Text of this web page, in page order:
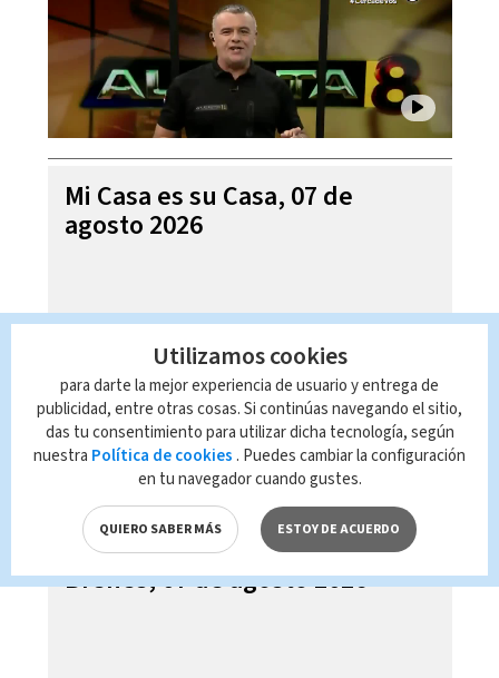
Mi Casa es su Casa, 07 de
agosto 2026
Telediario En Directo con Paula
Brenes, 07 de agosto 2026
Utilizamos cookies
para darte la mejor experiencia de usuario y entrega de
publicidad, entre otras cosas. Si continúas navegando el sitio,
das tu consentimiento para utilizar dicha tecnología, según
nuestra Política de cookies . Puedes cambiar la configuración
en tu navegador cuando gustes.
QUIERO SABER MÁS ESTOY DE ACUERDO